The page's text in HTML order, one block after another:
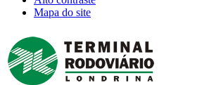
Mapa do site